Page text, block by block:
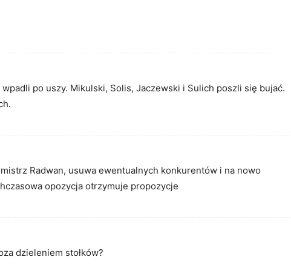
wpadli po uszy. Mikulski, Solis, Jaczewski i Sulich poszli się bujać.
Radwan, usuwa ewentualnych konkurentów i na nowo
opozycja otrzymuje propozycje
dzieleniem stołków?